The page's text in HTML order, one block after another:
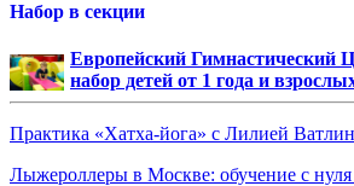
Набор в секции
Европейский Гимнастический
набор детей от 1 года и
Практика «Хатха-йога» с Лилией
Лыжероллеры в Москве: обучение с нуля